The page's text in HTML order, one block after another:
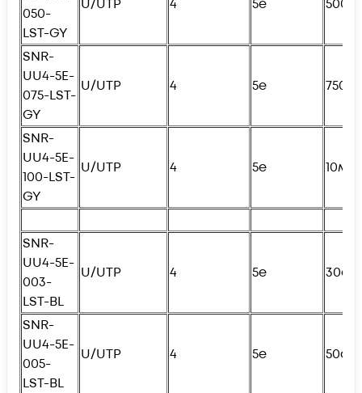
050-
LST-GY
U/UTP 4 5e
SNR-
UU4-5E-
075-LST-
GY
U/UTP 4 5e
SNR-
UU4-5E-
100-LST-
GY
U/UTP 4 5e 10м
SNR-
UU4-5E-
003-
LST-BL
U/UTP 4 5e 30см
SNR-
UU4-5E-
005-
LST-BL
U/UTP 4 5e 50см